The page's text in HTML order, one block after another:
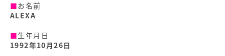
■お名前
ALEXA
■生年月日
1992年10月26日